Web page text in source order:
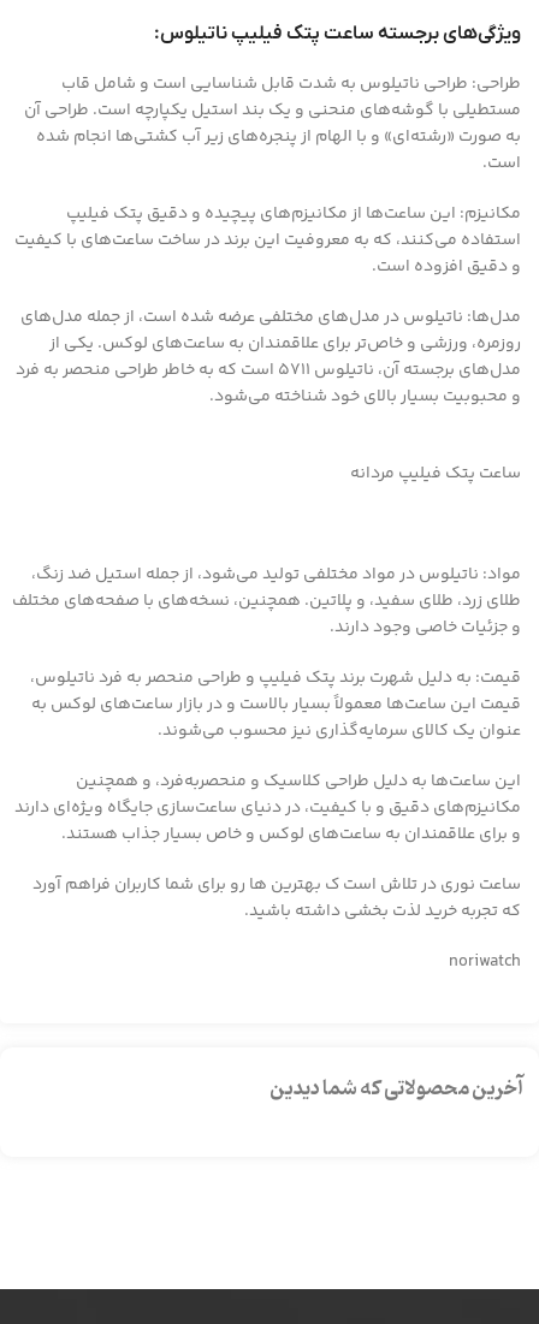
ویژگی‌های برجسته ساعت پتک فیلیپ ناتیلوس:
طراحی: طراحی ناتیلوس به شدت قابل شناسایی است و شامل قاب
مستطیلی با گوشه‌های منحنی و یک بند استیل یکپارچه است. طراحی آن
به صورت «رشته‌ای» و با الهام از پنجره‌های زیر آب کشتی‌ها انجام شده
است.
مکانیزم: این ساعت‌ها از مکانیزم‌های پیچیده و دقیق پتک فیلیپ
استفاده می‌کنند، که به معروفیت این برند در ساخت ساعت‌های با کیفیت
و دقیق افزوده است.
مدل‌ها: ناتیلوس در مدل‌های مختلفی عرضه شده است، از جمله مدل‌های
روزمره، ورزشی و خاص‌تر برای علاقمندان به ساعت‌های لوکس. یکی از
مدل‌های برجسته آن، ناتیلوس 5711 است که به خاطر طراحی منحصر به فرد
و محبوبیت بسیار بالای خود شناخته می‌شود.
ساعت پتک فیلیپ مردانه
مواد: ناتیلوس در مواد مختلفی تولید می‌شود، از جمله استیل ضد زنگ،
طلای زرد، طلای سفید، و پلاتین. همچنین، نسخه‌های با صفحه‌های مختلف
و جزئیات خاصی وجود دارند.
قیمت: به دلیل شهرت برند پتک فیلیپ و طراحی منحصر به فرد ناتیلوس،
قیمت این ساعت‌ها معمولاً بسیار بالاست و در بازار ساعت‌های لوکس به
عنوان یک کالای سرمایه‌گذاری نیز محسوب می‌شوند.
این ساعت‌ها به دلیل طراحی کلاسیک و منحصربه‌فرد، و همچنین
مکانیزم‌های دقیق و با کیفیت، در دنیای ساعت‌سازی جایگاه ویژه‌ای دارند
و برای علاقمندان به ساعت‌های لوکس و خاص بسیار جذاب هستند.
ساعت نوری در تلاش است ک بهترین ها رو برای شما کاربران فراهم آورد
که تجربه خرید لذت بخشی داشته باشید.
noriwatch
آخرین محصولاتی که شما دیدین